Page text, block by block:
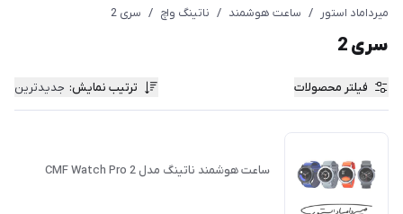
میرداماد استور / ساعت هوشمند / ناتینگ واچ / سری 2
سری 2
فیلتر محصولات ترتیب نمایش: جدیدترین
ساعت هوشمند ناتینگ مدل CMF Watch Pro 2